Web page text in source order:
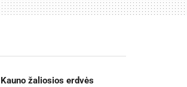
Kauno žaliosios erdvės